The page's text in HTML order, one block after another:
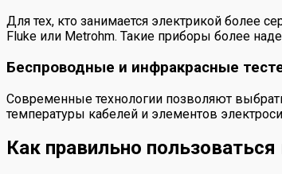
Для тех, кто занимается электрикой более
Fluke или Metrohm. Такие приборы более
Беспроводные и инфракрасные
Современные технологии позволяют
температуры кабелей и элементов
Как правильно